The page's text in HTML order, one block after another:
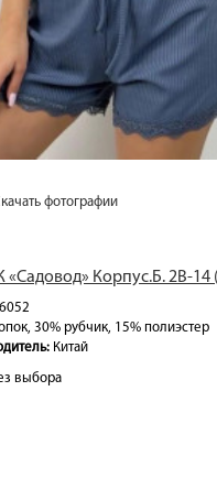
фотографии
«Садовод» Корпус.Б. 2В-14
30% рубчик, 15% полиэстер
Китай
выбора